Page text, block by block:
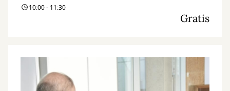
10:00 - 11:30
Gratis